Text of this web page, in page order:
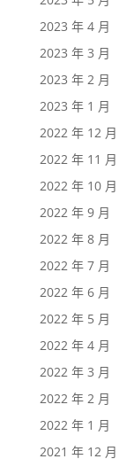
2023 年 4 月
2023 年 3 月
2023 年 2 月
2023 年 1 月
2022 年 12 月
2022 年 11 月
2022 年 10 月
2022 年 9 月
2022 年 8 月
2022 年 7 月
2022 年 6 月
2022 年 5 月
2022 年 4 月
2022 年 3 月
2022 年 2 月
2022 年 1 月
2021 年 12 月